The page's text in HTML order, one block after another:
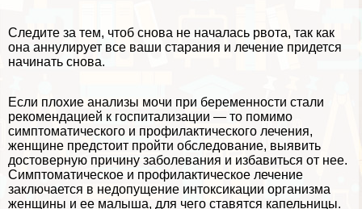
Следите за тем, чтоб снова не началась рвота, так как
она аннулирует все ваши старания и лечение придется
начинать снова.
Если плохие анализы мочи при беременности стали
рекомендацией к госпитализации — то помимо
симптоматического и профилактического лечения,
женщине предстоит пройти обследование, выявить
достоверную причину заболевания и избавиться от нее.
Симптоматическое и профилактическое лечение
заключается в недопущение интоксикации организма
женщины и ее малыша, для чего ставятся капельницы.